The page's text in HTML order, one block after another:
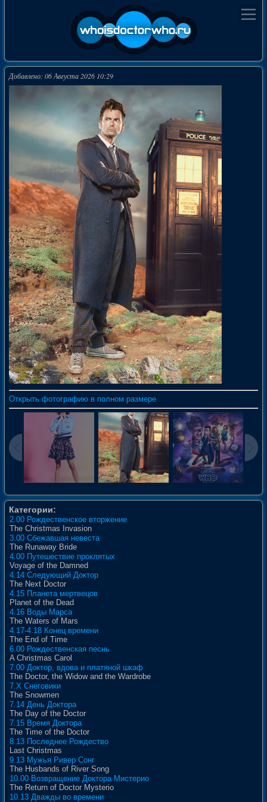
Добавлено: 06 Августа 2026 10:29
Открыть фотографию в полном размере
Категории:
2.00 Рождественское вторжение
The Christmas Invasion
3.00 Сбежавшая невеста
The Runaway Bride
4.00 Путешествие проклятых
Voyage of the Damned
4.14 Следующий Доктор
The Next Doctor
4.15 Планета мертвецов
Planet of the Dead
4.16 Воды Марса
The Waters of Mars
4.17-4.18 Конец времени
The End of Time
6.00 Рождественская песнь
A Christmas Carol
7.00 Доктор, вдова и платяной шкаф
The Doctor, the Widow and the Wardrobe
7.X Снеговики
The Snowmen
7.14 День Доктора
The Day of the Doctor
7.15 Время Доктора
The Time of the Doctor
8.13 Последнее Рождество
Last Christmas
9.13 Мужья Ривер Сонг
The Husbands of River Song
10.00 Возвращение Доктора Мистерио
The Return of Doctor Mysterio
10.13 Дважды во времени